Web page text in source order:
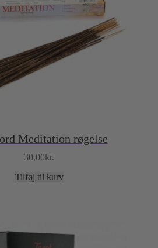
Meditation røgelse
30,00kr.
Tilføj til kurv